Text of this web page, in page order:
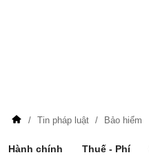
Tin pháp luật Bảo hiểm
Hành chính Thuế - Phí